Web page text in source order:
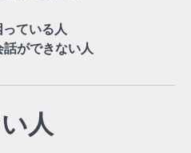
ている人
ができない人
人